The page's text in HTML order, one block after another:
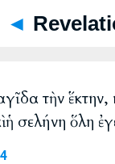
◄
τὴν ἕκτην,
ἡ σελήνη ὅλη